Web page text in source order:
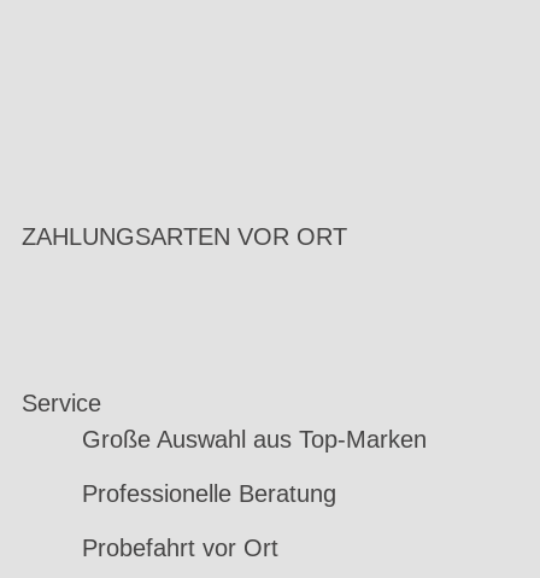
ZAHLUNGSARTEN VOR ORT
Service
Große Auswahl aus Top-Marken
Professionelle Beratung
Probefahrt vor Ort